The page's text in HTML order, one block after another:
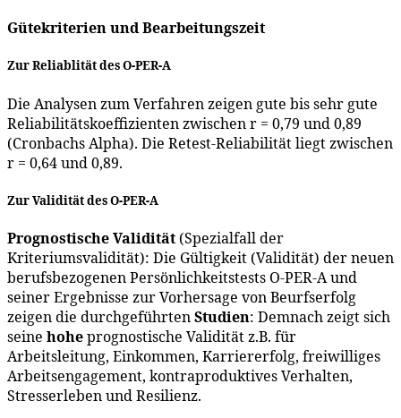
Gütekriterien und Bearbeitungszeit
Zur Reliablität des O-PER-A
Die Analysen zum Verfahren zeigen gute bis sehr gute
Reliabilitätskoeffizienten zwischen r = 0,79 und 0,89
(Cronbachs Alpha). Die Retest-Reliabilität liegt zwischen
r = 0,64 und 0,89.
Zur Validität des O-PER-A
Prognostische Validität(Spezialfall der
Kriteriumsvalidität): Die Gültigkeit (Validität) der neuen
berufsbezogenen Persönlichkeitstests O-PER-A und
seiner Ergebnisse zur Vorhersage von Beurfserfolg
zeigen die durchgeführtenStudien: Demnach zeigt sich
seine hoheprognostische Validität z.B. für
Arbeitsleitung, Einkommen, Karriererfolg, freiwilliges
Arbeitsengagement, kontraproduktives Verhalten,
Stresserleben und Resilienz.